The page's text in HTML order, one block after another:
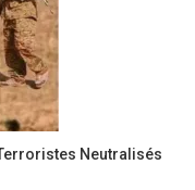
Neutralisés